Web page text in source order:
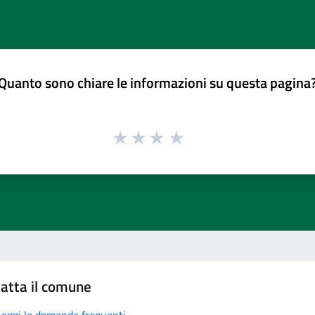
sono chiare le informazioni su questa
il comune